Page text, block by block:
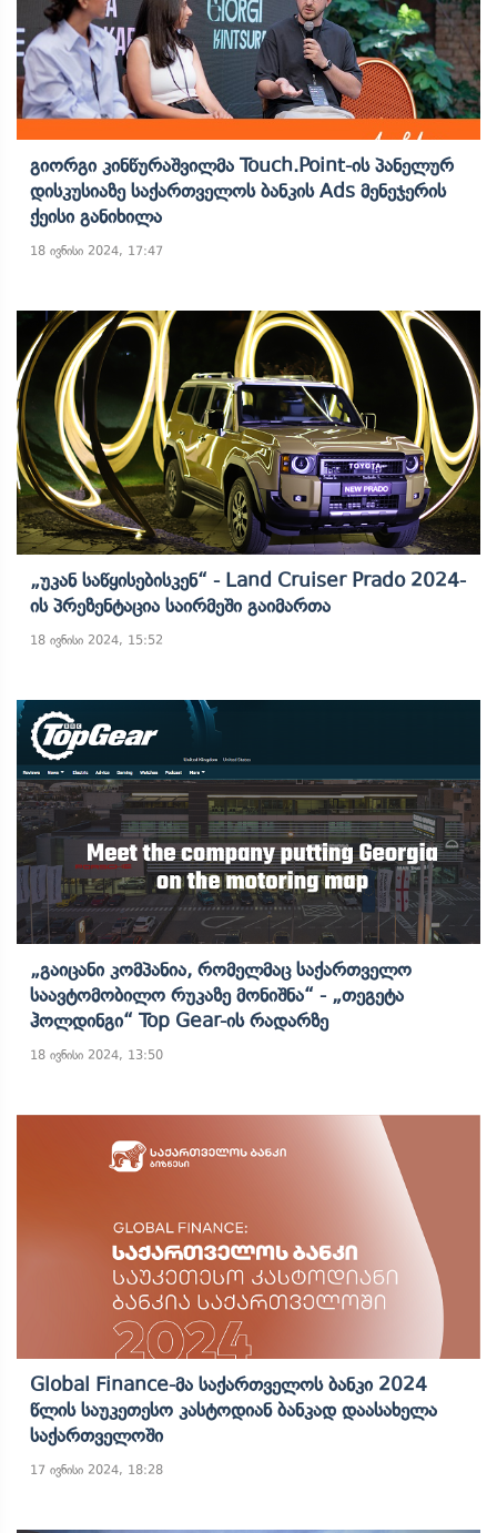
Გიორგი Კინწურაშვილმა Touch.Point-Ის Პანელურ
Დისკუსიაზე Საქართველოს Ბანკის Ads Მენეჯერის
Ქეისი Განიხილა
18 ივნისი 2024, 17:47
„უკან Საწყისებისკენ“ - Land Cruiser Prado 2024-
Ის Პრეზენტაცია Საირმეში Გაიმართა
18 ივნისი 2024, 15:52
„გაიცანი Კომპანია, Რომელმაც Საქართველო
Საავტომობილო Რუკაზე Მონიშნა“ - „თეგეტა
Ჰოლდინგი“ Top Gear-Ის Რადარზე
18 ივნისი 2024, 13:50
Global Finance-Მა Საქართველოს Ბანკი 2024
Წლის Საუკეთესო Კასტოდიან Ბანკად Დაასახელა
Საქართველოში
17 ივნისი 2024, 18:28